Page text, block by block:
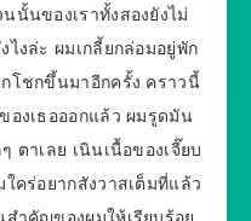
นั้นของเราทั้งสองยังไม่
ไงล่ะ ผมเกลี้ยกล่อมอยู่พัก
โชกขึ้นมาอีกครั้ง คราวนี้
องเธอออกแล้ว ผมรูดมัน
ตาเลย เนินเนื้อของเจี๊ยบ
คร่อยากสังวาสเต็มที่แล้ว